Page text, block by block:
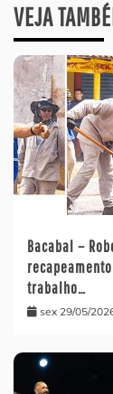
VEJA
Bacabal –
trabalho…
sex 29/05/